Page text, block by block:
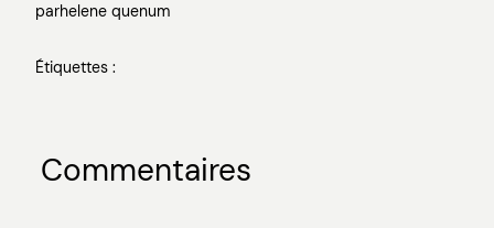
parhelene quenum
Étiquettes :
Commentaires